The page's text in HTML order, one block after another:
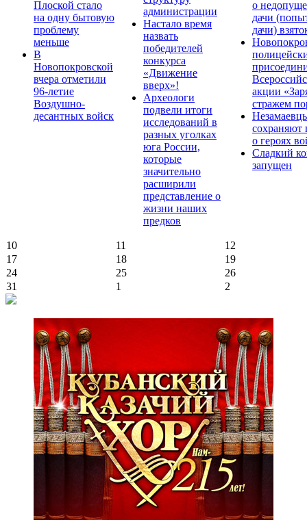
Плоской стало
на одну бытовую
проблему
меньше
В
Новопокровской
вчера отметили
96-летие
Воздушно-
десантных войск
администрации
Настало время
назвать
победителей
конкурса
«Движение
вверх»!
Археологи
подвели итоги
исследований в
разных уголках
юга России,
которые
значительно
расширили
представление о
жизни наших
предков
о
дачи
дачи)
акции
стражем
сохраняют
о героях
Сладкий
запущен
10 11
12
17
18
19
24
25
26
31
1 2